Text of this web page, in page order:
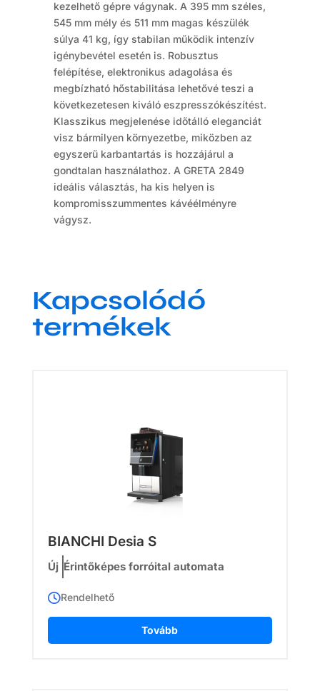
kezelhető gépre vágynak. A 395 mm széles,
545 mm mély és 511 mm magas készülék
súlya 41 kg, így stabilan működik intenzív
igénybevétel esetén is. Robusztus
felépítése, elektronikus adagolása és
megbízható hőstabilitása lehetővé teszi a
következetesen kiváló eszpresszókészítést.
Klasszikus megjelenése időtálló eleganciát
visz bármilyen környezetbe, miközben az
egyszerű karbantartás is hozzájárul a
gondtalan használathoz. A GRETA 2849
ideális választás, ha kis helyen is
kompromisszummentes kávéélményre
vágysz.
Kapcsolódó
termékek
BIANCHI Desia S
Új Érintőképes forróital automata
Tovább
Rendelhető